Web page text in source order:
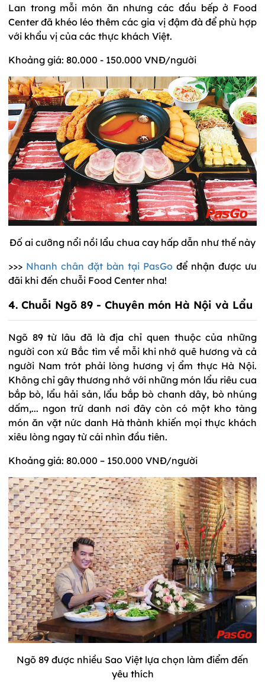
Lan trong mỗi món ăn nhưng các đầu bếp ở Food
Center đã khéo léo thêm các gia vị đậm đà để phù hợp
với khẩu vị của các thực khách Việt.
Khoảng giá: 80.000 - 150.000 VNĐ/người
Đố ai cưỡng nổi nồi lẩu chua cay hấp dẫn như thế này
>>> Nhanh chân đặt bàn tại PasGo để nhận được ưu
đãi khi đến chuỗi Food Center nha!
4. Chuỗi Ngõ 89 - Chuyên món Hà Nội và Lẩu
Ngõ 89 từ lâu đã là địa chỉ quen thuộc của những
người con xứ Bắc tìm về mỗi khi nhớ quê hương và cả
người Nam trót phải lòng hương vị ẩm thực Hà Nội.
Không chỉ gây thương nhớ với những món lẩu riêu cua
bắp bò, lẩu hải sản, lẩu bắp bò chanh dây, bò nhúng
dấm,... ngon trứ danh nơi đây còn có một kho tàng
món ăn vặt nức danh Hà thành khiến mọi thực khách
xiêu lòng ngay từ cái nhìn đầu tiên.
Khoảng giá: 80.000 – 150.000 VNĐ/người
Ngõ 89 được nhiều Sao Việt lựa chọn làm điểm đến
yêu thích